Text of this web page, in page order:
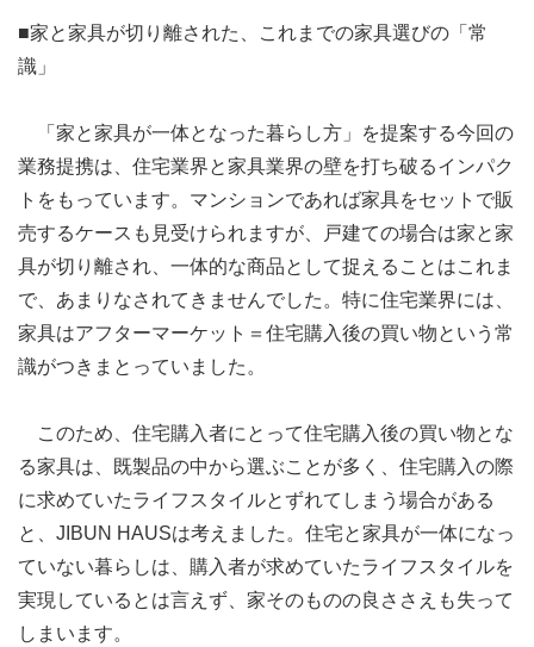
■家と家具が切り離された、これまでの家具選びの「常
識」
「家と家具が一体となった暮らし方」を提案する今回の
業務提携は、住宅業界と家具業界の壁を打ち破るインパク
トをもっています。マンションであれば家具をセットで販
売するケースも見受けられますが、戸建ての場合は家と家
具が切り離され、一体的な商品として捉えることはこれま
で、あまりなされてきませんでした。特に住宅業界には、
家具はアフターマーケット＝住宅購入後の買い物という常
識がつきまとっていました。
このため、住宅購入者にとって住宅購入後の買い物とな
る家具は、既製品の中から選ぶことが多く、住宅購入の際
に求めていたライフスタイルとずれてしまう場合がある
と、JIBUN HAUSは考えました。住宅と家具が一体になっ
ていない暮らしは、購入者が求めていたライフスタイルを
実現しているとは言えず、家そのものの良ささえも失って
しまいます。